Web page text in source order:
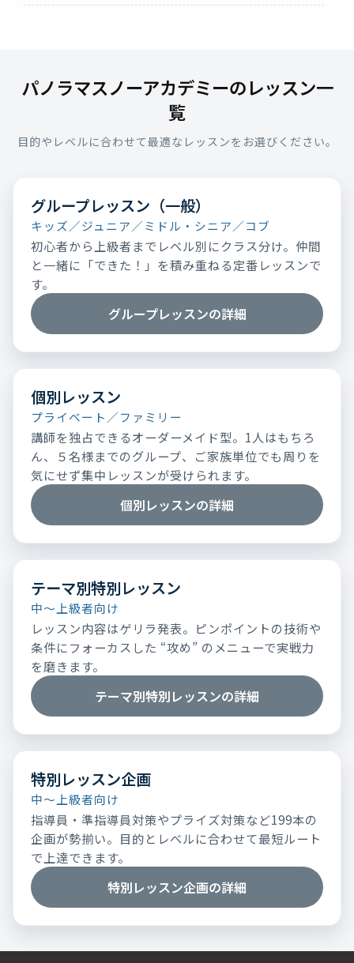
パノラマスノーアカデミーのレッスン一
覧
目的やレベルに合わせて最適なレッスンをお選びください。
グループレッスン（一般）
キッズ／ジュニア／ミドル・シニア／コブ
初心者から上級者までレベル別にクラス分け。仲間
と一緒に「できた！」を積み重ねる定番レッスンで
す。
グループレッスンの詳細
個別レッスン
プライベート／ファミリー
講師を独占できるオーダーメイド型。1人はもちろ
ん、５名様までのグループ、ご家族単位でも周りを
気にせず集中レッスンが受けられます。
個別レッスンの詳細
テーマ別特別レッスン
中～上級者向け
レッスン内容はゲリラ発表。ピンポイントの技術や
条件にフォーカスした “攻め” のメニューで実戦力
を磨きます。
テーマ別特別レッスンの詳細
特別レッスン企画
中～上級者向け
指導員・準指導員対策やプライズ対策など199本の
企画が勢揃い。目的とレベルに合わせて最短ルート
で上達できます。
特別レッスン企画の詳細